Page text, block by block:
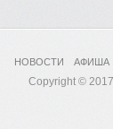
НОВОСТИ АФИША
Copyright ©